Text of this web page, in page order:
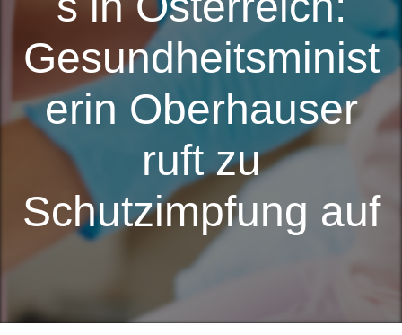
Gesundheitsminist
erin Oberhauser
ruft zu
Schutzimpfung auf